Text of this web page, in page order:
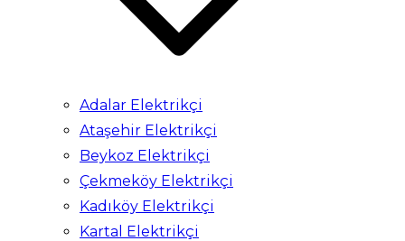
Adalar Elektrikçi
Ataşehir Elektrikçi
Beykoz Elektrikçi
Çekmeköy Elektrikçi
Kadıköy Elektrikçi
Kartal Elektrikçi